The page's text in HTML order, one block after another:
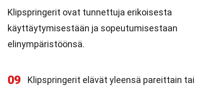
Klipspringerit ovat tunnettuja erikoisesta
käyttäytymisestään ja sopeutumisestaan
elinympäristöönsä.
09 Klipspringerit elävät yleensä pareittain tai